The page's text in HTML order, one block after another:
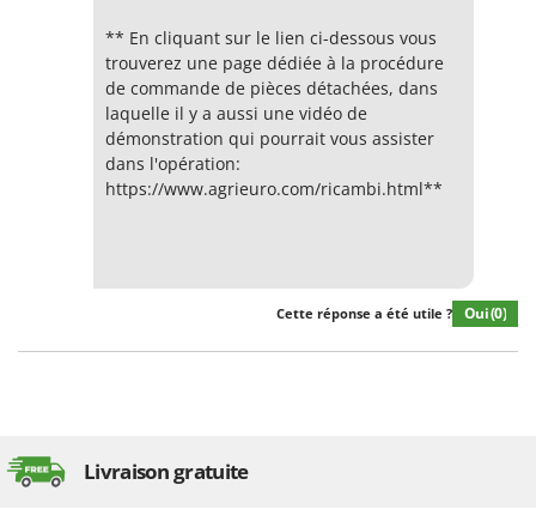
** En cliquant sur le lien ci-dessous vous
trouverez une page dédiée à la procédure
de commande de pièces détachées, dans
laquelle il y a aussi une vidéo de
démonstration qui pourrait vous assister
dans l'opération:
https://www.agrieuro.com/ricambi.html**
Cette réponse a été utile ? Oui(0)
Livraison gratuite